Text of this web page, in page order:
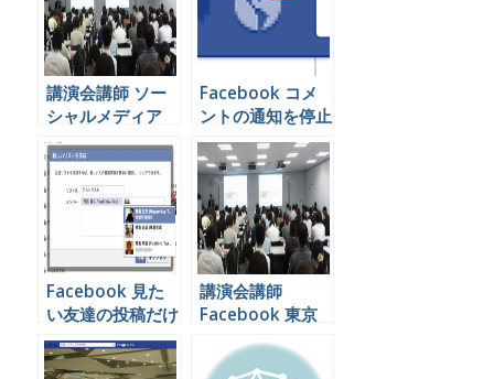
講演会講師 ソー
シャルメディア
大阪 京都 滋賀
Facebook コメ
ントの通知を停止
する方法
Facebook 見た
い友達の投稿だけ
を見る方法
講演会講師
Facebook 東京
横浜 千葉